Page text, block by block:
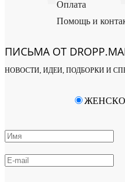
Оплата
Помощь и
ПИСЬМА ОТ
НОВОСТИ, ИДЕИ, ПОДБОРКИ И